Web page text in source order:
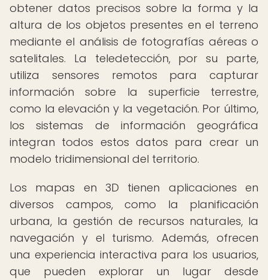
obtener datos precisos sobre la forma y la
altura de los objetos presentes en el terreno
mediante el análisis de fotografías aéreas o
satelitales. La teledetección, por su parte,
utiliza sensores remotos para capturar
información sobre la superficie terrestre,
como la elevación y la vegetación. Por último,
los sistemas de información geográfica
integran todos estos datos para crear un
modelo tridimensional del territorio.
Los mapas en 3D tienen aplicaciones en
diversos campos, como la planificación
urbana, la gestión de recursos naturales, la
navegación y el turismo. Además, ofrecen
una experiencia interactiva para los usuarios,
que pueden explorar un lugar desde